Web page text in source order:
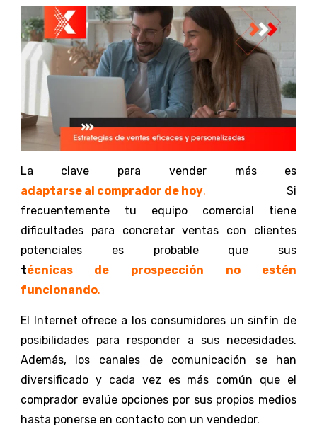
La clave para vender más es
adaptarse al comprador de hoy. Si
frecuentemente tu equipo comercial tiene
dificultades para concretar ventas con clientes
potenciales es probable que sus
técnicas de prospección no estén
funcionando.
El Internet ofrece a los consumidores un sinfín de
posibilidades para responder a sus necesidades.
Además, los canales de comunicación se han
diversificado y cada vez es más común que el
comprador evalúe opciones por sus propios medios
hasta ponerse en contacto con un vendedor.